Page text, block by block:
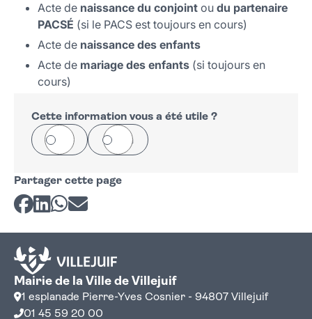
Acte de naissance du conjoint ou du partenaire
PACSÉ (si le PACS est toujours en cours)
Acte de naissance des enfants
Acte de mariage des enfants (si toujours en
cours)
Cette information vous a été utile ?
Oui Non
Partager cette page
Partager sur Facebook
Partager sur LinkedIn
Partager sur Whatsapp
Partager par courriel
Mairie de la Ville de Villejuif
1 esplanade Pierre-Yves Cosnier - 94807 Villejuif
01 45 59 20 00